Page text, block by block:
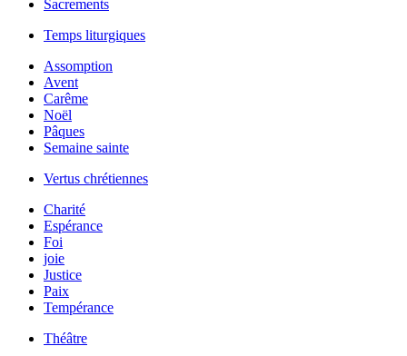
Sacrements
Temps liturgiques
Assomption
Avent
Carême
Noël
Pâques
Semaine sainte
Vertus chrétiennes
Charité
Espérance
Foi
joie
Justice
Paix
Tempérance
Théâtre